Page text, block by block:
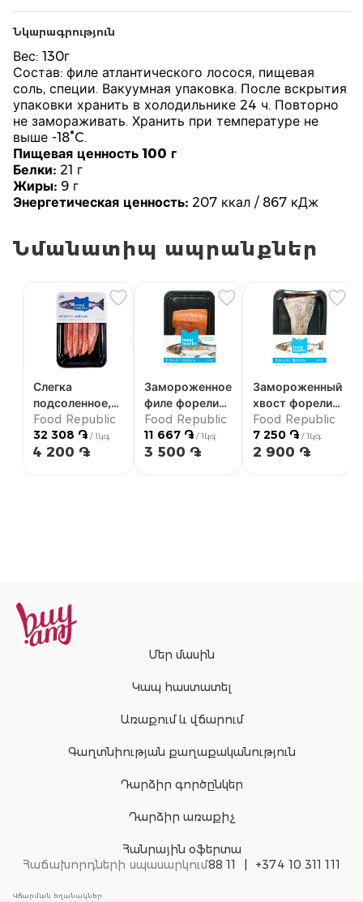
Նկարագրություն
Вес: 130г
Состав: филе атлантического лосося, пищевая
соль, специи. Вакуумная упаковка. После вскрытия
упаковки хранить в холодильнике 24 ч. Повторно
не замораживать. Хранить при температуре не
выше -18°C.
Пищевая ценность 100 г
Белки: 21 г
Жиры: 9 г
Энергетическая ценность: 207 ккал / 867 кДж
Նմանատիպ ապրանքներ
Слегка
подсоленное,
нарезанное и
замороженное
филе
Food Republic
32 308 ֏ / 1կգ
4 200 ֏
Замороженное
филе форели
300г
Food Republic
11 667 ֏ / 1կգ
3 500 ֏
Замороженный
хвост форели
400г
Food Republic
7 250 ֏ / 1կգ
2 900 ֏
Մեր մասին
Կապ հաստատել
Առաքում և վճարում
Գաղտնիության քաղաքականություն
Դարձիր գործընկեր
Դարձիր առաքիչ
Հանրային օֆերտա
Հաճախորդների սպասարկում88 11 +374 10 311 111
Վճարման եղանակներ